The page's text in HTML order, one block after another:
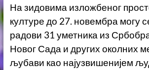
На зидовима изложбеног
културе до 27. новембра могу
радови 31 уметника из
Новог Сада и других околних
љубави као најузвишенијем